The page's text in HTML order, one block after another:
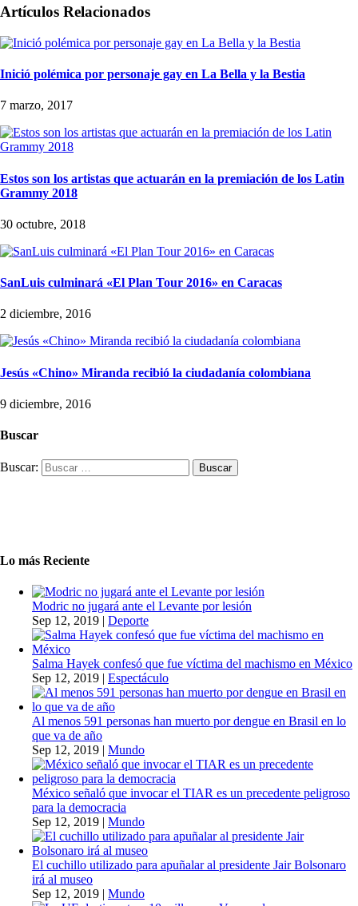
Artículos Relacionados
Inició polémica por personaje gay en La Bella y la Bestia
7 marzo, 2017
Estos son los artistas que actuarán en la premiación de los Latin
Grammy 2018
30 octubre, 2018
SanLuis culminará «El Plan Tour 2016» en Caracas
2 diciembre, 2016
Jesús «Chino» Miranda recibió la ciudadanía colombiana
9 diciembre, 2016
Buscar
Buscar:
Lo más Reciente
Modric no jugará ante el Levante por lesión
Sep 12, 2019 | Deporte
Salma Hayek confesó que fue víctima del machismo en México
Sep 12, 2019 | Espectáculo
Al menos 591 personas han muerto por dengue en Brasil en lo
que va de año
Sep 12, 2019 | Mundo
México señaló que invocar el TIAR es un precedente peligroso
para la democracia
Sep 12, 2019 | Mundo
El cuchillo utilizado para apuñalar al presidente Jair Bolsonaro
irá al museo
Sep 12, 2019 | Mundo